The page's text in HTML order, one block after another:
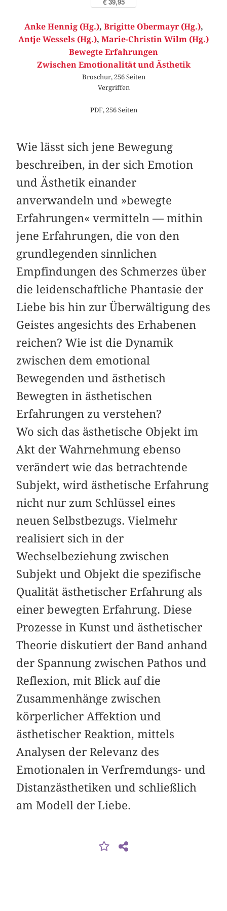
Anke Hennig (Hg.), Brigitte Obermayr (Hg.),
Antje Wessels (Hg.), Marie-Christin Wilm (Hg.)
Bewegte Erfahrungen
Zwischen Emotionalität und Ästhetik
Broschur, 256 Seiten
Vergriffen
PDF, 256 Seiten
Wie lässt sich jene Bewegung
beschreiben, in der sich Emotion
und Ästhetik einander
anverwandeln und »bewegte
Erfahrungen« vermitteln — mithin
jene Erfahrungen, die von den
grundlegenden sinnlichen
Empfindungen des Schmerzes über
die leidenschaftliche Phantasie der
Liebe bis hin zur Überwältigung des
Geistes angesichts des Erhabenen
reichen? Wie ist die Dynamik
zwischen dem emotional
Bewegenden und ästhetisch
Bewegten in ästhetischen
Erfahrungen zu verstehen?
Wo sich das ästhetische Objekt im
Akt der Wahrnehmung ebenso
verändert wie das betrachtende
Subjekt, wird ästhetische Erfahrung
nicht nur zum Schlüssel eines
neuen Selbstbezugs. Vielmehr
realisiert sich in der
Wechselbeziehung zwischen
Subjekt und Objekt die spezifische
Qualität ästhetischer Erfahrung als
einer bewegten Erfahrung. Diese
Prozesse in Kunst und ästhetischer
Theorie diskutiert der Band anhand
der Spannung zwischen Pathos und
Reflexion, mit Blick auf die
Zusammenhänge zwischen
körperlicher Affektion und
ästhetischer Reaktion, mittels
Analysen der Relevanz des
Emotionalen in Verfremdungs- und
Distanzästhetiken und schließlich
am Modell der Liebe.